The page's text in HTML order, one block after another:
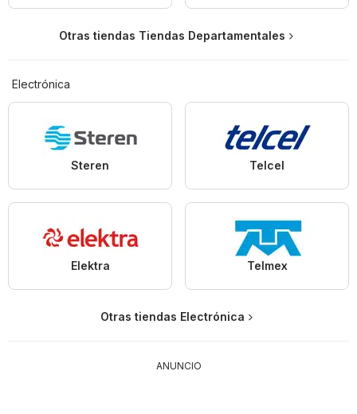
Otras tiendas Tiendas Departamentales
Electrónica
Steren Telcel
Elektra Telmex
Otras tiendas Electrónica
ANUNCIO